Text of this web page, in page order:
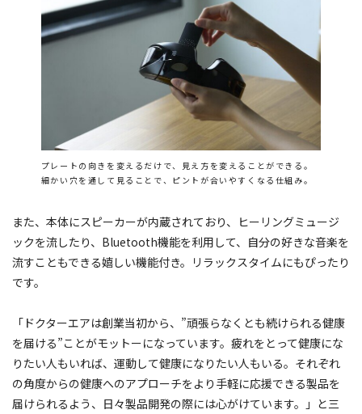
プレートの向きを変えるだけで、見え方を変えることができる。
細かい穴を通して見ることで、ピントが合いやすくなる仕組み。
また、本体にスピーカーが内蔵されており、ヒーリングミュージ
ックを流したり、Bluetooth機能を利用して、自分の好きな音楽を
流すこともできる嬉しい機能付き。リラックスタイムにもぴったり
です。
「ドクターエアは創業当初から、”頑張らなくとも続けられる健康
を届ける”ことがモットーになっています。疲れをとって健康にな
りたい人もいれば、運動して健康になりたい人もいる。それぞれ
の角度からの健康へのアプローチをより手軽に応援できる製品を
届けられるよう、日々製品開発の際には心がけています。」と三